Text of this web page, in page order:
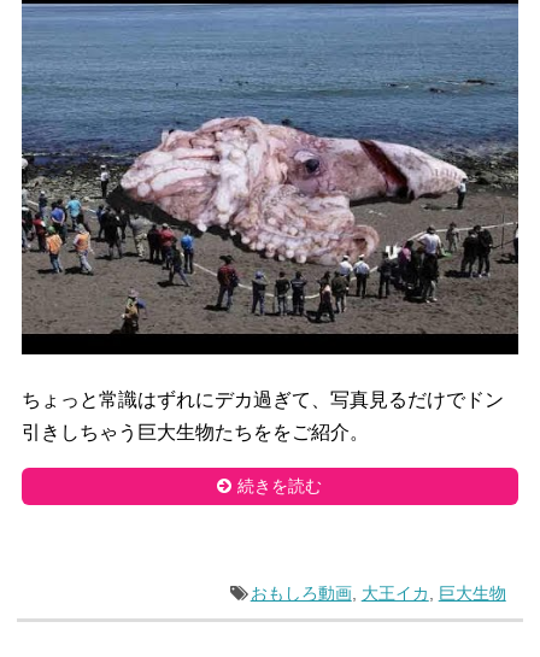
ちょっと常識はずれにデカ過ぎて、写真見るだけでドン
引きしちゃう巨大生物たちををご紹介。
続きを読む
おもしろ動画, 大王イカ 巨大生物